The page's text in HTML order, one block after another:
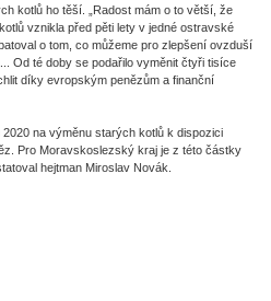
kotlů ho těší. „Radost mám o to větší, že
vznikla před pěti lety v jedné ostravské
o tom, co můžeme pro zlepšení ovzduší
Od té doby se podařilo vyměnit čtyři tisíce
díky evropským penězům a finanční
na výměnu starých kotlů k dispozici
Pro Moravskoslezský kraj je z této částky
hejtman Miroslav Novák.